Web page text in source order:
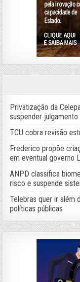
Privatização da
suspender julgamento
TCU cobra revisão
Frederico propõe
em eventual governo
ANPD classifica
risco e suspende
Telebras quer ir além
políticas públicas